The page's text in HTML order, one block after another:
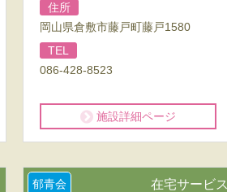
住所
岡山県倉敷市藤戸町藤戸1580
TEL
086-428-8523
施設詳細ページ
郁青会 在宅サービス